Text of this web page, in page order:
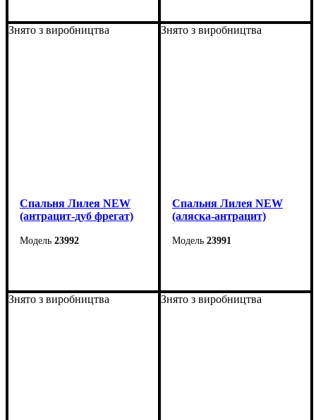
Знято з виробництва
Спальня Лилея NEW
(антрацит-дуб фрегат)
23992
Знято з виробництва
Спальня Лилея NEW
(аляска-антрацит)
23991
Знято з виробництва Знято з виробництва